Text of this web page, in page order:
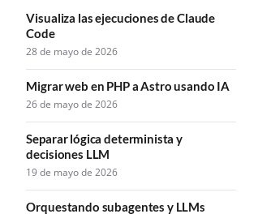
Visualiza las ejecuciones de Claude
Code
28 de mayo de 2026
Migrar web en PHP a Astro usando IA
26 de mayo de 2026
Separar lógica determinista y
decisiones LLM
19 de mayo de 2026
Orquestando subagentes y LLMs